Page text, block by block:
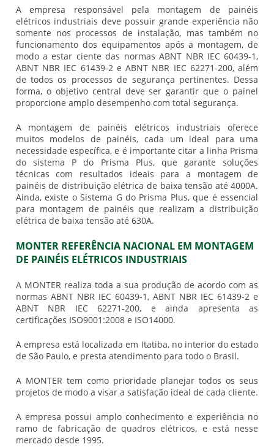
A empresa responsável pela montagem de painéis
elétricos industriais deve possuir grande experiência não
somente nos processos de instalação, mas também no
funcionamento dos equipamentos após a montagem, de
modo a estar ciente das normas ABNT NBR IEC 60439-1,
ABNT NBR IEC 61439-2 e ABNT NBR IEC 62271-200, além
de todos os processos de segurança pertinentes. Dessa
forma, o objetivo central deve ser garantir que o painel
proporcione amplo desempenho com total segurança.
A montagem de painéis elétricos industriais oferece
muitos modelos de painéis, cada um ideal para uma
necessidade específica, e é importante citar a linha Prisma
do sistema P do Prisma Plus, que garante soluções
técnicas com resultados ideais para a montagem de
painéis de distribuição elétrica de baixa tensão até 4000A.
Ainda, existe o Sistema G do Prisma Plus, que é essencial
para montagem de painéis que realizam a distribuição
elétrica de baixa tensão até 630A.
MONTER REFERÊNCIA NACIONAL EM MONTAGEM
DE PAINÉIS ELÉTRICOS INDUSTRIAIS
A MONTER realiza toda a sua produção de acordo com as
normas ABNT NBR IEC 60439-1, ABNT NBR IEC 61439-2 e
ABNT NBR IEC 62271-200, e ainda apresenta as
certificações ISO9001:2008 e ISO14000.
A empresa está localizada em Itatiba, no interior do estado
de São Paulo, e presta atendimento para todo o Brasil.
A MONTER tem como prioridade planejar todos os seus
projetos de modo a visar a satisfação ideal de cada cliente.
A empresa possui amplo conhecimento e experiência no
ramo de fabricação de quadros elétricos, e está nesse
mercado desde 1995.